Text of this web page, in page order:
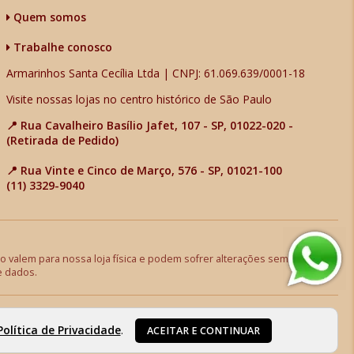
Quem somos
Trabalhe conosco
Armarinhos Santa Cecília Ltda | CNPJ: 61.069.639/0001-18
Visite nossas lojas no centro histórico de São Paulo
📍 Rua Cavalheiro Basílio Jafet, 107 - SP, 01022-020 -
(Retirada de Pedido)
📍 Rua Vinte e Cinco de Março, 576 - SP, 01021-100
(11) 3329-9040
para nossa loja física e podem sofrer alterações sem aviso
dados.
de Privacidade. ACEITAR E CONTINUAR